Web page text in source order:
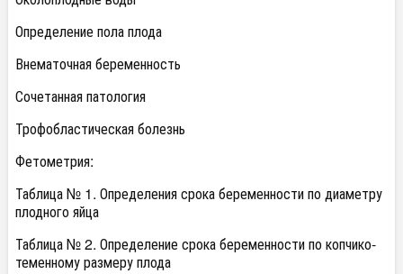
Определение пола плода
Внематочная беременность
Сочетанная патология
Трофобластическая болезнь
Фетометрия:
Таблица № 1. Определения срока беременности по диаметру
плодного яйца
Таблица № 2. Определение срока беременности по копчико-
теменному размеру плода